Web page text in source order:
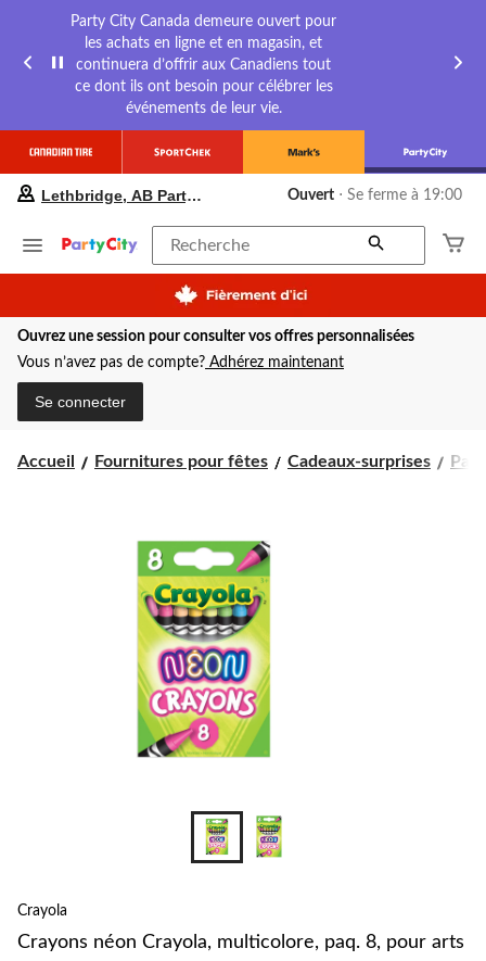
Party City Canada demeure ouvert pour
les achats en ligne et en magasin, et
continuera d’offrir aux Canadiens tout
ce dont ils ont besoin pour célébrer les
événements de leur vie.
préféré
Lethbridge,
Party
City,
courament
Ouvert,
cliquer
Lethbridge, AB Party City Ouvert ⋅ Se ferme à 19:00
Recherche
Ouvrez une session pour consulter vos offres personnalisées
Vous n’avez pas de compte? Adhérez maintenant
Se connecter
Accueil Fournitures pour fêtes Cadeaux-surprises
Crayola
Crayons néon Crayola, multicolore, paq. 8, pour arts